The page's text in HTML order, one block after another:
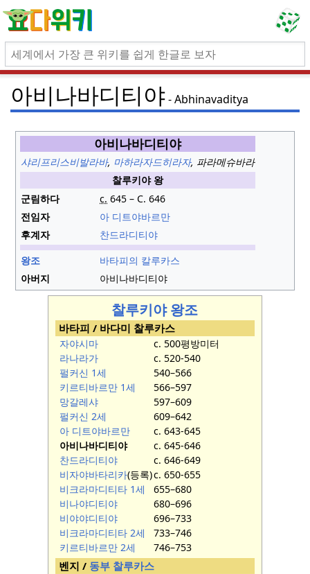
아비나바디티야 Abhinavaditya
아비나바디티야
샤리프리스비발라바, 마하라자드히라자, 파라메슈바라
찰루키야 왕
군림하다
c. 645 – C.646
전임자
아 디트야바르만
후계자
찬드라디티야
왕조
바타피의 칼루카스
아버지
아비나바디티야
찰루키야 왕조
바타피 / 바다미 찰루카스
자야시마
c. 500평방미터
라나라가
c. 520-540
펄커신 1세
540–566
키르티바르만 1세
566–597
망갈레샤
597–609
펄커신 2세
609–642
아 디트야바르만
c. 643-645
아비나바디티야
c. 645-646
찬드라디티야
c. 646-649
비자야바타리카(등록)c. 650-655
비크라마디티타 1세
655–680
비나야디티야
680–696
비야야디티야
696–733
비크라마디티타 2세
733–746
키르티바르만 2세
746–753
벤지 / 동부 찰루카스